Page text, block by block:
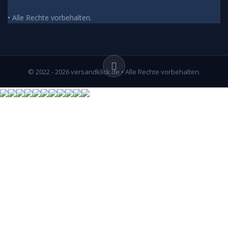
• Alle Rechte vorbehalten.
© 2022 - 2026 versandklick.de • Alle Rechte vorbehalten.